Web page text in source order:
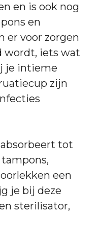
en is ook nog
en
er voor zorgen
wordt, iets wat
je intieme
zijn
tot
een
je bij deze
sterilisator,